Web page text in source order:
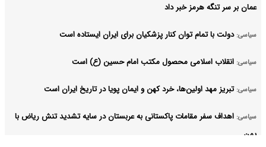
عمان بر سر تنگه هرمز خبر داد
سیاسی: دولت با تمام توان کنار پزشکیان برای ایران ایستاده است
سیاسی: انقلاب اسلامی محصول مکتب امام حسین (ع) است
سیاسی: تبریز مهد اولین‌ها، خرد کهن و ایمان پویا در تاریخ ایران است
سیاسی: اهداف سفر مقامات پاکستانی به عربستان در سایه تشدید تنش ریاض با
یمن